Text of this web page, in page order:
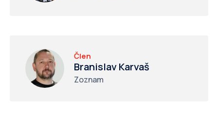
Člen
Branislav Karvaš
Zoznam